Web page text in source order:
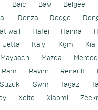
Baic Baw Belgee
Denza Dodge
wall Hafei Haima
Jetta Kaiyi Kgm
Kia
Maybach Mazda
Ram Ravon Renault
Suzuki Swm Tagaz
Xcite Xiaomi Zeekr